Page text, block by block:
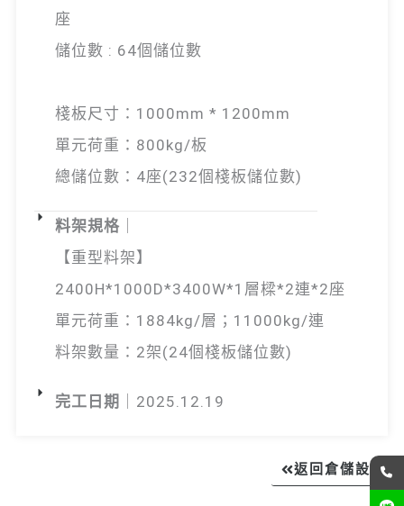
座
儲位數 : 64個儲位數
棧板尺寸：1000mm * 1200mm
單元荷重：800kg/板
總儲位數：4座(232個棧板儲位數)
料架規格
【重型料架】
2400H*1000D*3400W*1層樑*2連*2座
單元荷重：1884kg/層；11000kg/連
料架數量：2架(24個棧板儲位數)
完工日期 ｜2025.12.19
返回倉儲設備